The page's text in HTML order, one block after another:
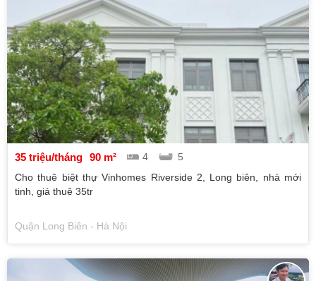
35 triệu/tháng 90 m² 4
5
Cho thuê biệt thự Vinhomes Riverside 2, Long biên, nhà mới
tinh, giá thuê 35tr
Quận Long Biên - Hà Nội